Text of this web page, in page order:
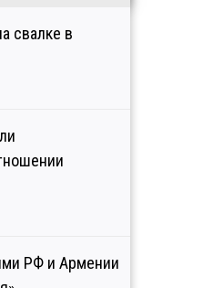
свалке в
РФ и Армении